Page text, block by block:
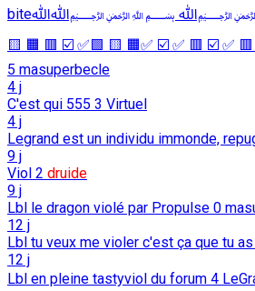
biteﷲ ﷽ﷲ ﷽ﷲﷲ
✅ ☑️ ✅🟧 🟨 🟩✅ ☑️ 🟥 🟧 🟨
masuperbecle
4 j
C'est qui 555 3 Virtuel
4 j
Legrand est un individu immonde,
9 j
Viol 2 druide
9 j
Lbl le dragon violé par Propulse 0
12 j
Lbl tu veux me violer c'est ça que tu
12 j
Lbl en pleine tastyviol du forum 4